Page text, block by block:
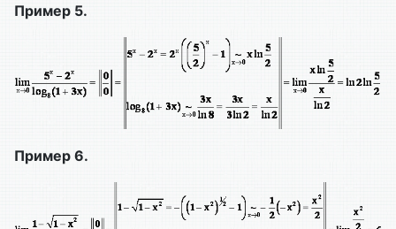
Пример 5.
Пример 6.